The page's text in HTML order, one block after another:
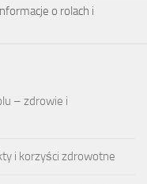
o rolach i
– zdrowie i
i korzyści zdrowotne